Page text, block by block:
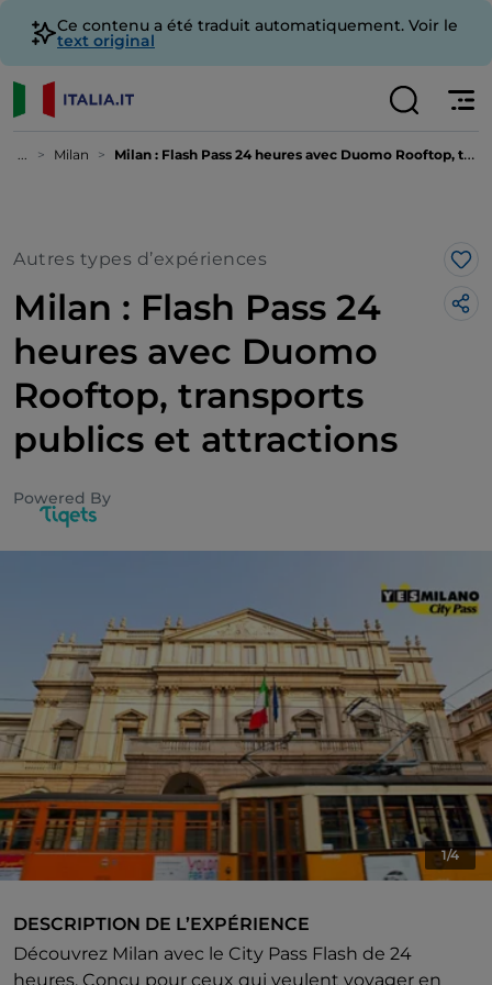
Ce contenu a été traduit automatiquement. Voir le
text original
... Milan Milan : Flash Pass 24 heures avec Duomo Rooftop, transports publics et attractions
Autres types d’expériences
Milan : Flash Pass 24
heures avec Duomo
Rooftop, transports
publics et attractions
Powered By
1/4
DESCRIPTION DE L’EXPÉRIENCE
Découvrez Milan avec le City Pass Flash de 24
heures. Conçu pour ceux qui veulent voyager en